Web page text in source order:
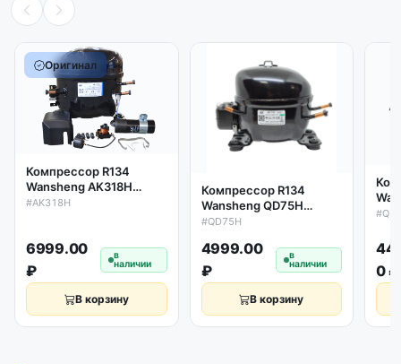
Оригинал
Компрессор R134
Wansheng AK318H
318W/-23.3`C
#AK318H
6999.00
₽
в
наличии
В корзину
Компрессор R134
Wansheng QD75H
180w/-23.3`C
#QD75H
4999.00
₽
в
наличии
В корзину
0 ₽